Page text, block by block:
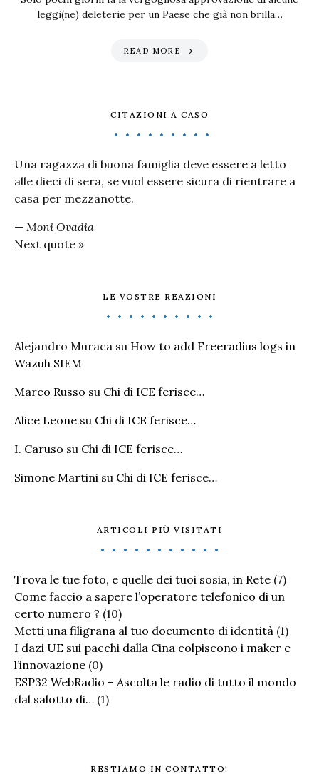
leggi(ne) deleterie per un Paese che già non brilla…
READ MORE
CITAZIONI A CASO
Una ragazza di buona famiglia deve essere a letto
alle dieci di sera, se vuol essere sicura di rientrare a
casa per mezzanotte.
— Moni Ovadia
Next quote »
LE VOSTRE REAZIONI
Alejandro Muraca su How to add Freeradius logs in
Wazuh SIEM
Marco Russo su Chi di ICE ferisce…
Alice Leone su Chi di ICE ferisce…
I. Caruso su Chi di ICE ferisce…
Simone Martini su Chi di ICE ferisce…
ARTICOLI PIÙ VISITATI
Trova le tue foto, e quelle dei tuoi sosia, in Rete (7)
Come faccio a sapere l’operatore telefonico di un
certo numero ? (10)
Metti una filigrana al tuo documento di identità (1)
I dazi UE sui pacchi dalla Cina colpiscono i maker e
l’innovazione (0)
ESP32 WebRadio – Ascolta le radio di tutto il mondo
dal salotto di… (1)
RESTIAMO IN CONTATTO!